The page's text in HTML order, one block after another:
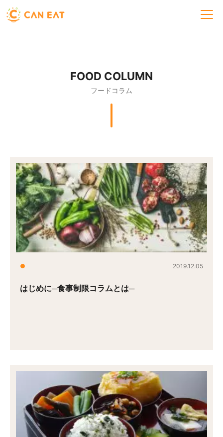
FOOD COLUMN
フードコラム
2019.12.05
●
はじめに─食事制限コラムとは─